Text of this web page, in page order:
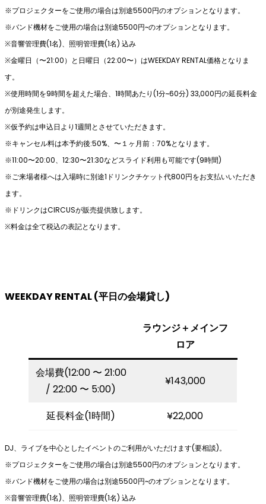
※プロジェクターをご使⽤の場合は別途5500円のオプションとなります。
※バンド機材をご使⽤の場合は別途5500円~のオプションとなります。
※⾳響管理費(1名)、照明管理費(1名) 込み
※⾦曜⽇（〜21:00）と⽇曜⽇（22:00〜）はWEEKDAY RENTAL価格となりま
す。
※使⽤時間を9時間を超えた場合、1時間あたり(1分~60分) 33,000円の延⻑料⾦
が別途発⽣します。
※仮予約は申込⽇より1週間とさせていただきます。
※キャンセル料は本予約後:50%、〜１ヶ⽉前：70%となります。
※11:00〜20:00、12:30〜21:30などスライド利⽤も可能です(9時間)
※ご来場者様へは⼊場時に別途1ドリンクチケット代800円をお⽀払いいただき
ます。
※ドリンクはCIRCUSが販売提供致します。
※料⾦は全て税込の表記となります。
WEEKDAY RENTAL (平日の会場貸し)
ラウンジ＋メインフ
ロア
会場費(12:00 〜 21:00
/ 22:00 〜 5:00)
¥143,000
延長料金(1時間) ¥22,000
DJ、ライブを中⼼としたイベントのご利⽤がいただけます(要相談)。
※プロジェクターをご使⽤の場合は別途5500円のオプションとなります。
※バンド機材をご使⽤の場合は別途5500円~のオプションとなります。
※⾳響管理費(1名)、照明管理費(1名) 込み